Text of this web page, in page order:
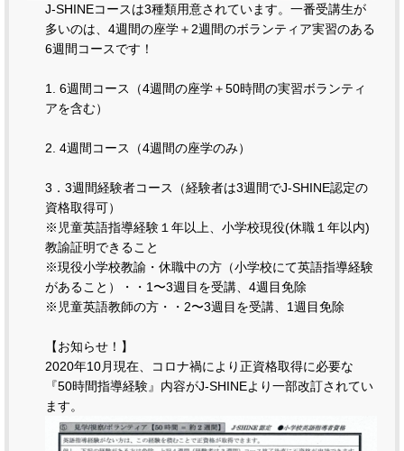
J-SHINEコースは3種類用意されています。一番受講生が
多いのは、4週間の座学＋2週間のボランティア実習のある
6週間コースです！
1. 6週間コース（4週間の座学＋50時間の実習ボランティ
アを含む）
2. 4週間コース（4週間の座学のみ）
3．3週間経験者コース（経験者は3週間でJ-SHINE認定の
資格取得可）
※児童英語指導経験１年以上、小学校現役(休職１年以内)
教諭証明できること
※現役小学校教諭・休職中の方（小学校にて英語指導経験
があること）・・1〜3週目を受講、4週目免除
※児童英語教師の方・・2〜3週目を受講、1週目免除
【お知らせ！】
2020年10月現在、コロナ禍により正資格取得に必要な
『50時間指導経験』内容がJ-SHINEより一部改訂されてい
ます。